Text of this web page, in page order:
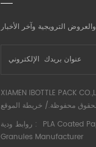
XIAMEN IBOTTLE PACK
محفوظة./ خريطة الموقع
روابط ودية :
PLA Coated
Granules Manufacturer